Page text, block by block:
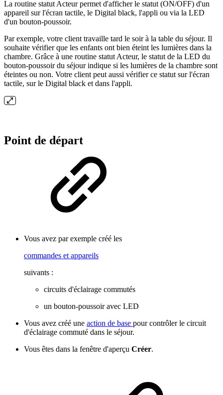
La routine statut Acteur permet d'afficher le statut (ON/OFF) d'un
appareil sur l'écran tactile, le Digital black, l'appli ou via la LED
d'un bouton-poussoir.
Par exemple, votre client travaille tard le soir à la table du séjour. Il
souhaite vérifier que les enfants ont bien éteint les lumières dans la
chambre. Grâce à une routine statut Acteur, le statut de la LED du
bouton-poussoir du séjour indique si les lumières de la chambre sont
éteintes ou non. Votre client peut aussi vérifier ce statut sur l'écran
tactile, sur le Digital black et dans l'appli.
Point de départ
Vous avez par exemple créé les
commandes et appareils
suivants :
circuits d'éclairage commutés
un bouton-poussoir avec LED
Vous avez créé une action de base pour contrôler le circuit
d'éclairage commuté dans le séjour.
Vous êtes dans la fenêtre d'aperçu Créer.